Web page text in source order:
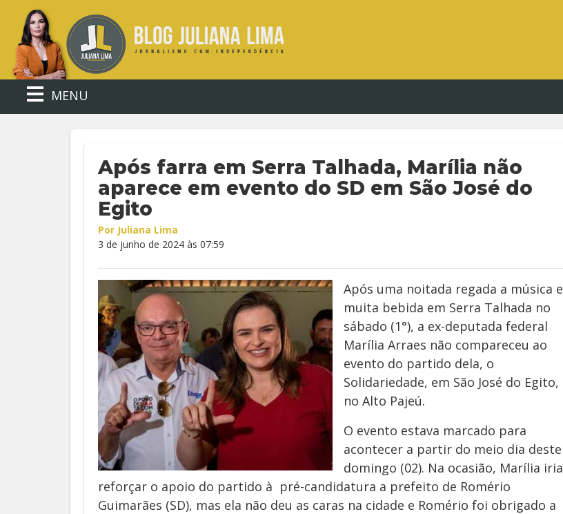
MENU
Após farra em Serra Talhada, Marília não
aparece em evento do SD em São José do
Egito
Por Juliana Lima
3 de junho de 2024 às 07:59
Após uma noitada regada a música e
muita bebida em Serra Talhada no
sábado (1°), a ex-deputada federal
Marília Arraes não compareceu ao
evento do partido dela, o
Solidariedade, em São José do Egito,
no Alto Pajeú.
O evento estava marcado para
acontecer a partir do meio dia deste
domingo (02). Na ocasião, Marília iria
reforçar o apoio do partido à pré-candidatura a prefeito de Romério
Guimarães (SD), mas ela não deu as caras na cidade e Romério foi obrigado a